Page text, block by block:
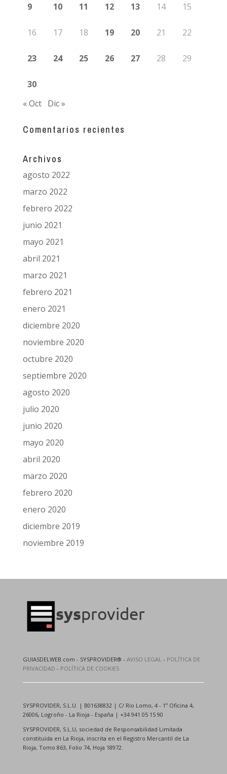
9 10 11 12 13 14 15
16 17 18 19 20 21 22
23 24 25 26 27 28 29
30
« Oct
Dic »
Comentarios recientes
Archivos
agosto 2022
marzo 2022
febrero 2022
junio 2021
mayo 2021
abril 2021
marzo 2021
febrero 2021
enero 2021
diciembre 2020
noviembre 2020
octubre 2020
septiembre 2020
agosto 2020
julio 2020
junio 2020
mayo 2020
abril 2020
marzo 2020
febrero 2020
enero 2020
diciembre 2019
noviembre 2019
GUIASDELWEB.com - SYSPROVIDER® - AVISO LEGAL- POLÍTICA DE
PRIVACIDAD - POLÍTICA DE COOKIES
SYSPROVIDER, S.L.U. | B01638832 | C/ Rio Lomo, 4 - 1º Oficina 4,
26006, Logroño - La Rioja - España | +34 941 05 15 90
SYSPROVIDER, S.L.U, sociedad de Responsabilidad Limitada
constituida en La Rioja, inscrita en el Registro Mercantil de La
Rioja, Tomo 863, Folio 74, Hoja 18972.